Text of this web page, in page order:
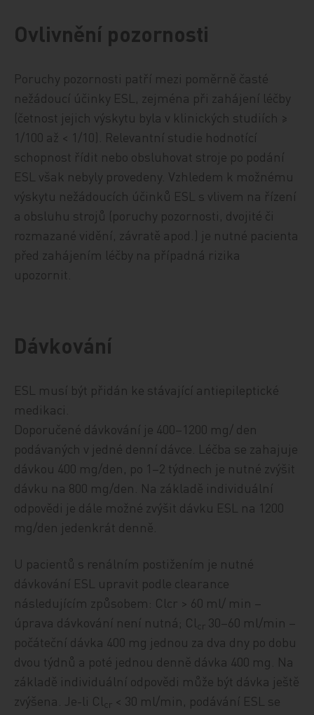
Ovlivnění pozornosti
Poruchy pozornosti patří mezi poměrně časté
nežádoucí účinky ESL, zejména při zahájení léčby
(četnost jejich výskytu byla v klinických studiích ≥
1/100 až < 1/10). Relevantní studie hodnotící
schopnost řídit nebo obsluhovat stroje po podání
ESL však nebyly provedeny. Vzhledem k možnému
výskytu nežádoucích účinků ESL s vlivem na řízení
a obsluhu strojů (poruchy pozornosti, dvojité či
rozmazané vidění, závratě apod.) je nutné pacienta
před zahájením léčby na případná rizika
upozornit.
Dávkování
ESL musí být přidán ke stávající antiepileptické
medikaci.
Doporučené dávkování je 400–1200 mg/ den
podávaných v jedné denní dávce. Léčba se zahajuje
dávkou 400 mg/den, po 1–2 týdnech je nutné zvýšit
dávku na 800 mg/den. Na základě individuální
odpovědi je dále možné zvýšit dávku ESL na 1200
mg/den jedenkrát denně.
U pacientů s renálním postižením je nutné
dávkování ESL upravit podle clearance
následujícím způsobem: Clcr > 60 ml/ min –
úprava dávkování není nutná; Clcr 30–60 ml/min –
počáteční dávka 400 mg jednou za dva dny po dobu
dvou týdnů a poté jednou denně dávka 400 mg. Na
základě individuální odpovědi může být dávka ještě
zvýšena. Je-li Clcr < 30 ml/min, podávání ESL se